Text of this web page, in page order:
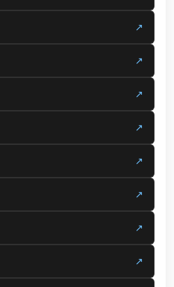
↗
↗
↗
↗
↗
↗
↗
↗